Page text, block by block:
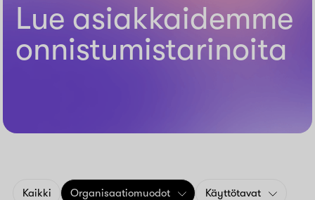
Lue asiakkaidemme
onnistumis­tarinoita
Kaikki Organisaatiomuodot Käyttötavat